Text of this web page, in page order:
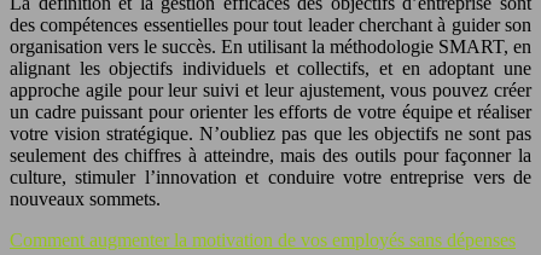
des compétences essentielles pour tout leader cherchant à guider son
organisation vers le succès. En utilisant la méthodologie SMART, en
alignant les objectifs individuels et collectifs, et en adoptant une
approche agile pour leur suivi et leur ajustement, vous pouvez créer
un cadre puissant pour orienter les efforts de votre équipe et réaliser
votre vision stratégique. N’oubliez pas que les objectifs ne sont pas
seulement des chiffres à atteindre, mais des outils pour façonner la
culture, stimuler l’innovation et conduire votre entreprise vers de
nouveaux sommets.
Comment augmenter la motivation de vos employés sans dépenses